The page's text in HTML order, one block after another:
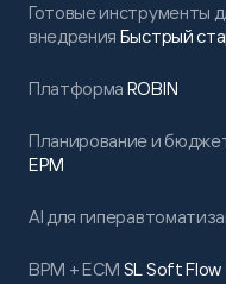
Готовые инструменты
внедрения Быстрый
Платформа ROBIN
Планирование и
EPM
AI для
BPM + ECM SL Soft Flow